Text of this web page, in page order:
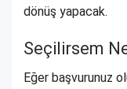
dönüş yapacak.
Seçilirsem
Eğer başvurunuz